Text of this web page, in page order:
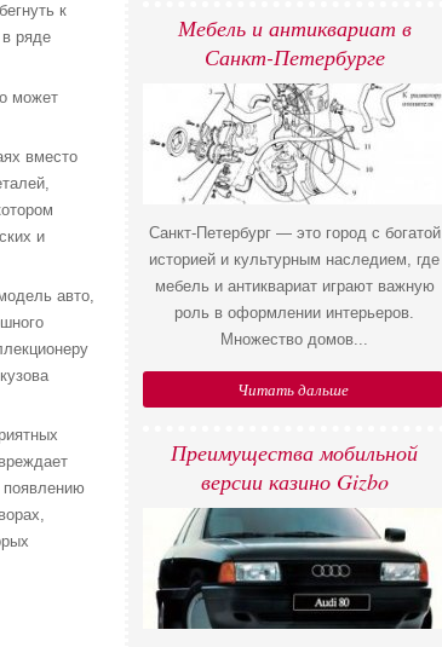
к
ряде
может
вместо
и
авто,
Мебель и антиквариат в
Санкт-Петербурге
Санкт-Петербург — это город с богатой
историей и культурным наследием, где
мебель и антиквариат играют важную
роль в оформлении интерьеров.
Множество домов...
Читать дальше
​Преимущества мобильной
версии казино Gizbo